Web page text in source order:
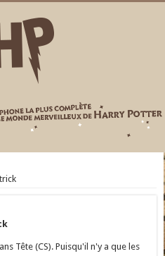
Tête (CS). Puisqu'il n'y a que les